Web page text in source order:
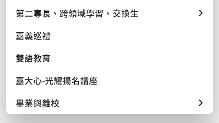
第二專長、跨領域學習、交換生
嘉義巡禮
雙語教育
嘉大心-光耀揚名講座
畢業與離校